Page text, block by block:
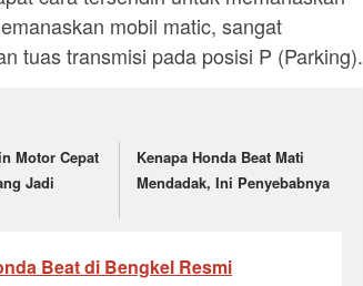
mobil matic, sangat
tuas transmisi pada posisi P (Parking).
Motor Cepat
Jadi
Kenapa Honda Beat Mati
Mendadak, Ini Penyebabnya
Beat di Bengkel Resmi